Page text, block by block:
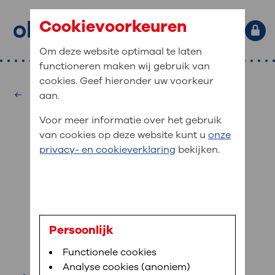
Primaire website navigatie
Home
Afdelingen
Medische informatie
Uw verblijf in OLVG
Werken bij OLVG
: waar bent u naar op zoek?
Veel gezocht: Bloedafname , MijnOLVG ,Digitalisering
MijnOLVG
gegevens inzien
MijnOLVG is het patiëntenportaal van OLVG. In
sneller helpen.
Direct naar MijnOLVG
Fysiotherapie
N. Heuwekemeijer
fysiotherapeut
Cookievoorkeuren
Om deze website optimaal te laten
functioneren maken wij gebruik van
cookies. Geef hieronder uw voorkeur
aan.
Voor meer informatie over het gebruik
van cookies op deze website kunt u onze
privacy- en cookieverklaring bekijken.
Persoonlijk
Functionele cookies
Analyse cookies (anoniem)